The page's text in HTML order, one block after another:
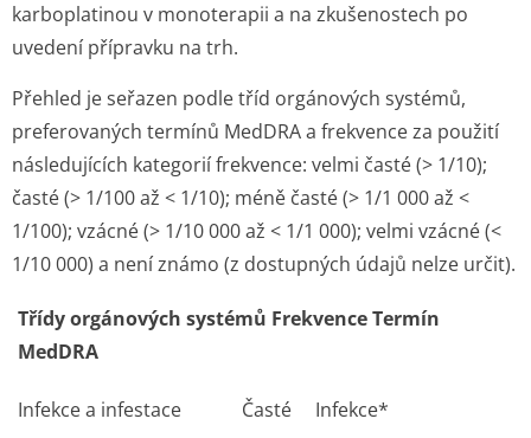
karboplatinou v monoterapii a na zkušenostech po
uvedení přípravku na trh.
Přehled je seřazen podle tříd orgánových systémů,
preferovaných termínů MedDRA a frekvence za použití
následujících kategorií frekvence: velmi časté (> 1/10);
časté (> 1/100 až < 1/10); méně časté (> 1/1 000 až <
1/100); vzácné (> 1/10 000 až < 1/1 000); velmi vzácné (<
1/10 000) a není známo (z dostupných údajů nelze určit).
Třídy orgánových systémů Frekvence Termín
MedDRA
Infekce a infestace Časté Infekce*